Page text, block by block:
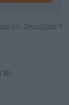
più Depositare €
(0)